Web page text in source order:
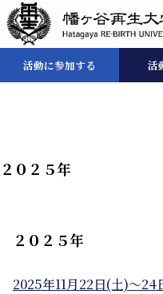
学
再
活動に参加する 活
２０２５年
２０２５年
2025年11月22日(土)～